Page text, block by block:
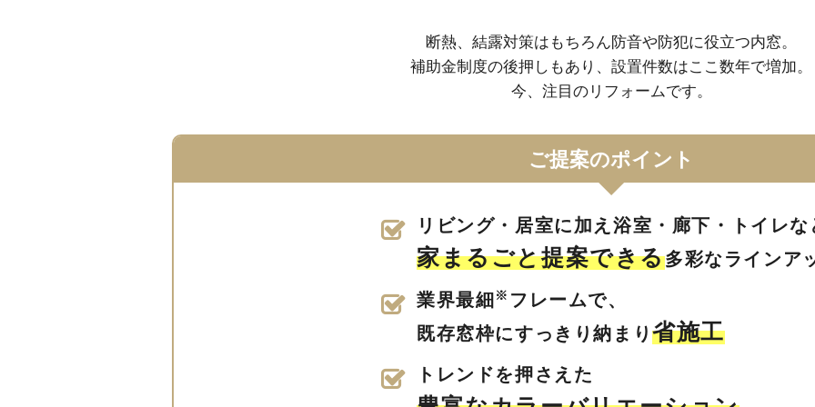
断熱、結露対策はもちろん防音や防犯に役立つ内窓。
補助金制度の後押しもあり、設置件数はここ数年で増加。
今、注目のリフォームです。
ご提案のポイント
リビング・居室に加え浴室・廊下・トイレな
家まるごと提案できる多彩なラインア
業界最細 ※ フレームで、
既存窓枠にすっきり納まり省施工
トレンドを押さえた